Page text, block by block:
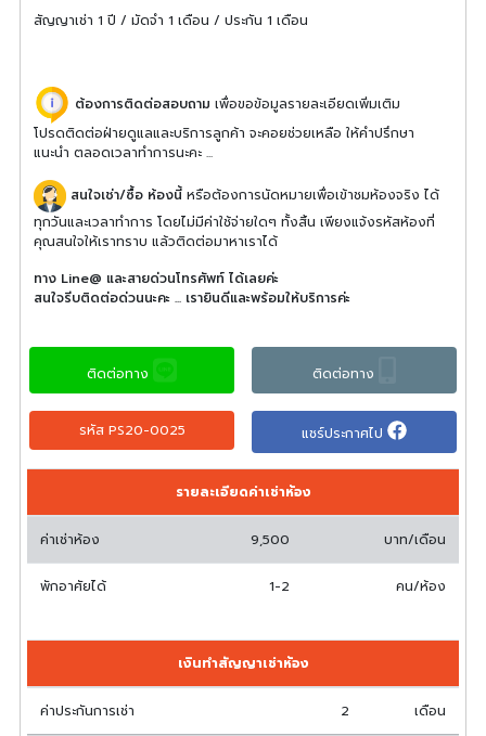
สัญญาเช่า 1 ปี / มัดจำ 1 เดือน / ประกัน 1 เดือน
ต้องการติดต่อสอบถาม เพื่อขอข้อมูลรายละเอียดเพิ่มเติม
โปรดติดต่อฝ่ายดูแลและบริการลูกค้า จะคอยช่วยเหลือ ให้คำปรึกษา
แนะนำ ตลอดเวลาทำการนะคะ ...
สนใจเช่า/ซื้อ ห้องนี้ หรือต้องการนัดหมายเพื่อเข้าชมห้องจริง ได้
ทุกวันและเวลาทำการ โดยไม่มีค่าใช้จ่ายใดๆ ทั้งสิ้น เพียงแจ้งรหัสห้องที่
คุณสนใจให้เราทราบ แล้วติดต่อมาหาเราได้
ทาง Line@ และสายด่วนโทรศัพท์ ได้เลยค่ะ
สนใจรีบติดต่อด่วนนะคะ ... เรายินดีและพร้อมให้บริการค่ะ
ติดต่อทาง ติดต่อทาง
รหัส PS20-0025 แชร์ประกาศไป
รายละเอียดค่าเช่าห้อง
ค่าเช่าห้อง 9,500 บาท/เดือน
พักอาศัยได้ 1-2 คน/ห้อง
เงินทำสัญญาเช่าห้อง
ค่าประกันการเช่า 2 เดือน